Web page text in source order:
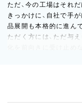
ただ、今の工場はそれ
きっかけに、自社で手
品展開も本格的に進ん
ただく方には、ただ与
化を前向きに受け止め
こと、少しずつでも成
ます。経験の深さより
った方とお会いしたい